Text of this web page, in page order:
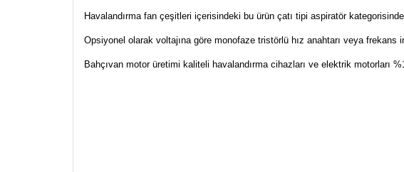
Havalandırma fan çeşitleri içerisindeki bu ürün çatı tipi aspiratör
Opsiyonel olarak voltajına göre monofaze tristörlü hız anahtarı veya frekans
Bahçıvan motor üretimi kaliteli havalandırma cihazları ve elektrik motorları